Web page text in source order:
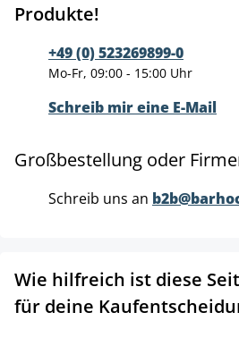
Produkte!
+49 (0) 523269899-0
Mo-Fr, 09:00 - 15:00 Uhr
Schreib mir eine E-Mail
Großbestellung oder
Schreib uns an
Wie hilfreich ist diese
für deine